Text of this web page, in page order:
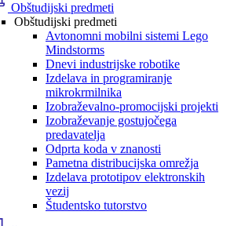
Obštudijski predmeti
Obštudijski predmeti
Avtonomni mobilni sistemi Lego
Mindstorms
Dnevi industrijske robotike
Izdelava in programiranje
mikrokrmilnika
Izobraževalno-promocijski projekti
Izobraževanje gostujočega
predavatelja
Odprta koda v znanosti
Pametna distribucijska omrežja
Izdelava prototipov elektronskih
vezij
Študentsko tutorstvo